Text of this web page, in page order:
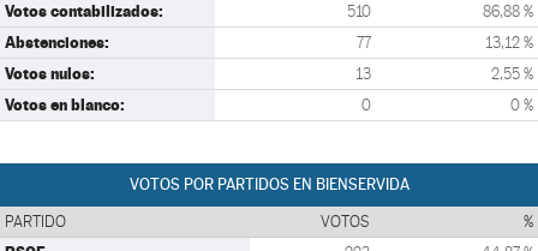
Votos contabilizados: 510 86,88 %
Abstenciones: 77 13,12 %
Votos nulos: 13 2,55 %
Votos en blanco: 0 0 %
VOTOS POR PARTIDOS EN BIENSERVIDA
PARTIDO VOTOS %